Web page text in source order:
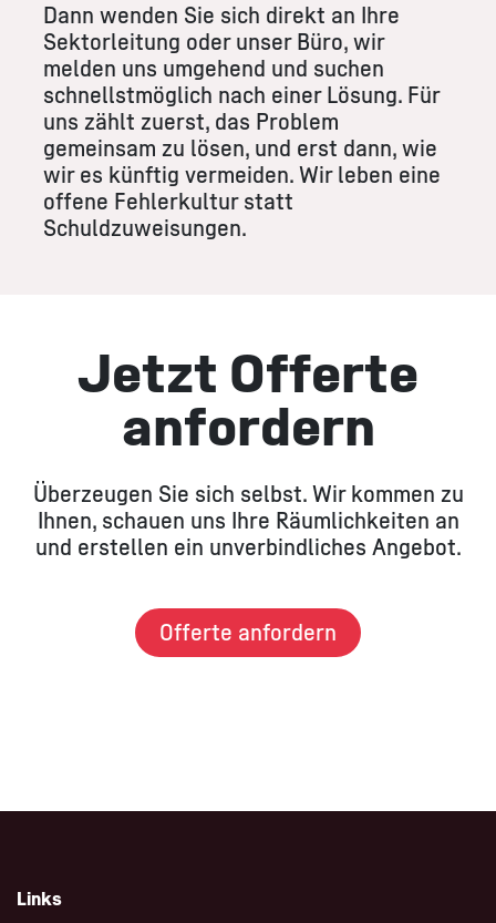
Dann wenden Sie sich direkt an Ihre
Sektorleitung oder unser Büro, wir
melden uns umgehend und suchen
schnellstmöglich nach einer Lösung. Für
uns zählt zuerst, das Problem
gemeinsam zu lösen, und erst dann, wie
wir es künftig vermeiden. Wir leben eine
offene Fehlerkultur statt
Schuldzuweisungen.
Jetzt Offerte
anfordern
Überzeugen Sie sich selbst. Wir kommen zu
Ihnen, schauen uns Ihre Räumlichkeiten an
und erstellen ein unverbindliches Angebot.
Offerte anfordern
Links